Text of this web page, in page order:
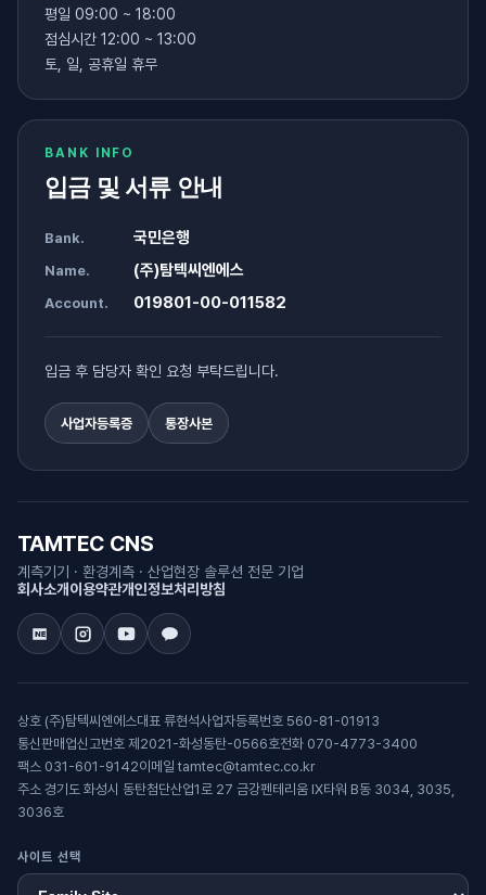
평일 09:00 ~ 18:00
점심시간 12:00 ~ 13:00
토, 일, 공휴일 휴무
BANK INFO
입금 및 서류 안내
Bank. 국민은행
Name. (주)탐텍씨엔에스
Account. 019801-00-011582
입금 후 담당자 확인 요청 부탁드립니다.
사업자등록증 통장사본
TAMTEC CNS
계측기기 · 환경계측 · 산업현장 솔루션 전문 기업
회사소개이용약관개인정보처리방침
상호 (주)탐텍씨엔에스대표 류현석사업자등록번호 560-81-01913
통신판매업신고번호 제2021-화성동탄-0566호전화 070-4773-3400
팩스 031-601-9142이메일 tamtec@tamtec.co.kr
주소 경기도 화성시 동탄첨단산업1로 27 금강펜테리움 IX타워 B동 3034, 3035,
3036호
사이트 선택